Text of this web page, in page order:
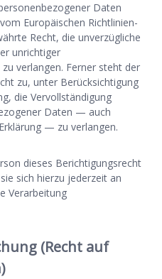
Daten
Europäischen Richtlinien-
Recht, die unverzügliche
unrichtiger
verlangen. Ferner steht der
zu, unter Berücksichtigung
die Vervollständigung
Daten — auch
— zu verlangen.
dieses Berichtigungsrecht
sich hierzu jederzeit an
Verarbeitung
(Recht auf